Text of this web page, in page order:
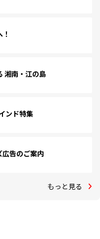
湘南・江の島
ンド特集
広告のご案内
もっと見る